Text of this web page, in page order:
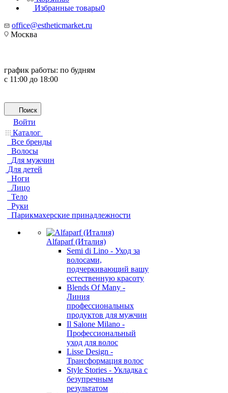
Избранные товары0
office@estheticmarket.ru
Москва
график работы: по будням
с 11:00 до 18:00
Поиск
Войти
Каталог
Все бренды
Волосы
Для мужчин
Для детей
Ноги
Лицо
Тело
Руки
Парикмахерские принадлежности
Alfaparf (Италия)
Semi di Lino - Уход за
волосами,
подчеркивающий вашу
естественную красоту
Blends Of Many -
Линия
профессиональных
продуктов для мужчин
Il Salone Milano -
Профессиональный
уход для волос
Lisse Design -
Трансформация волос
Style Stories - Укладка с
безупречным
результатом